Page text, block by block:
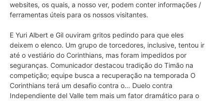
websites, os quais, a nosso ver, podem conter informações /
ferramentas úteis para os nossos visitantes.
E Yuri Albert e Gil ouviram gritos pedindo para que eles
deixem o elenco. Um grupo de torcedores, inclusive, tentou ir
até o vestiário do Corinthians, mas foram impedidos por
seguranças. Comunicador destacou tradição do Timão na
competição; equipe busca a recuperação na temporada O
Corinthians terá um desafio contra o… Duelo contra
Independiente del Valle tem mais um fator dramático para o